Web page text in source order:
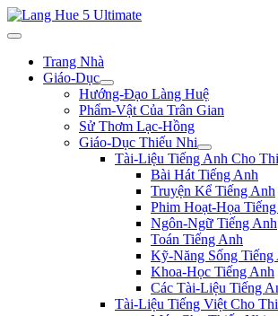
Trang Nhà
Giáo-Dục
Hướng-Đạo Làng Huệ
Phẩm-Vật Của Trân Gian
Sử Thơm Lạc-Hồng
Giáo-Dục Thiếu Nhi
Tài-Liệu Tiếng Anh Cho
Bài Hát Tiếng Anh
Truyện Kể Tiếng Anh
Phim Hoạt-Họa
Ngôn-Ngữ Tiếng Anh
Toán Tiếng Anh
Kỹ-Năng Sống Tiếng
Khoa-Học Tiếng Anh
Các Tài-Liệu Tiếng
Tài-Liệu Tiếng Việt Cho